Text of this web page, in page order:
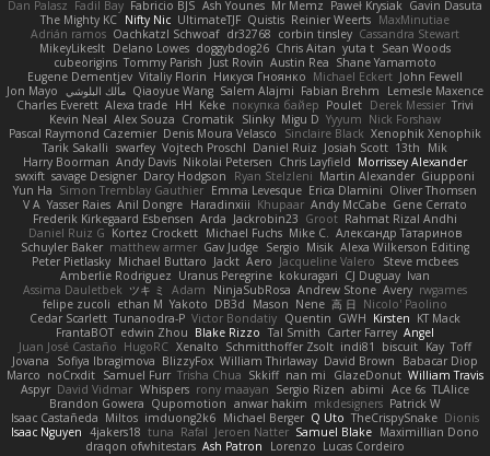
Dan Palasz Fadil Bay Fabricio BJS Ash Younes Mr Memz Paweł Krysiak Gavin Dasuta
The Mighty KC Nifty Nic UltimateTJF Quistis Reinier Weerts MaxMinutiae
Adrián ramos Oachkatzl Schwoaf dr32768 corbin tinsley Cassandra Stewart
MikeyLikesIt Delano Lowes doggybdog26 Chris Aitan yuta t Sean Woods
cubeorigins Tommy Parish Just Rovin Austin Rea Shane Yamamoto
Eugene Dementjev Vitaliy Florin Никуся Гноянко Michael Eckert John Fewell
Jon Mayo مالك البلوشي Qiaoyue Wang Salem Alajmi Fabian Brehm
Lemesle Maxence
Charles Everett Alexa trade HH Keke покупка байер Poulet Derek Messier Trivi
Kevin Neal Alex Souza Cromatik Slinky Migu D Yyyum Nick Forshaw
Pascal Raymond Cazemier Denis Moura Velasco Sinclaire Black Xenophik Xenophik
Tarik Sakalli swarfey Vojtech Proschl Daniel Ruiz Josiah Scott 13th
Mik
Harry Boorman Andy Davis Nikolai Petersen Chris Layfield Morrissey Alexander
swxift savage Designer Darcy Hodgson Ryan Stelzleni Martin Alexander Giupponi
Yun Ha Simon Tremblay Gauthier Emma Levesque Erica Dlamini Oliver Thomsen
V A Yasser Raies Anil Dongre Haradinxiii Khupaar Andy McCabe Gene Cerrato
Frederik Kirkegaard Esbensen Arda Jackrobin23 Groot Rahmat Rizal Andhi
Daniel Ruiz G Kortez Crockett Michael Fuchs Mike C. Александр Татаринов
Schuyler Baker matthew armer Gav Judge Sergio Misik Alexa Wilkerson Editing
Peter Pietlasky Michael Buttaro Jackt Aero Jacqueline Valero
Steve mcbees
Amberlie Rodriguez Uranus Peregrine kokuragari CJ Duguay Ivan
Assima Dauletbek ツキ ミ Adam NinjaSubRosa Andrew Stone Avery rwgames
felipe zucoli ethan M Yakoto DB3d Mason Nene 高 日 Nicolo' Paolino
Cedar Scarlett Tunanodra-P Victor Bondatiy Quentin GWH Kirsten KT Mack
FrantaBOT edwin Zhou Blake Rizzo Tal Smith Carter Farrey Angel
Juan José Castaño HugoRC Xenalto Schmitthoffer Zsolt indi81 biscuit Kay Toff
Jovana
Sofiya Ibragimova BlizzyFox William Thirlaway David Brown
Babacar Diop
Marco noCrxdit Samuel Furr Trisha Chua Skkiff nan mi GlazeDonut William Travis
Aspyr David Vidmar Whispers rony maayan Sergio Rizen abimi Ace 6s TLAlice
Brandon Gowera Qupomotion anwar hakim mkdesigners Patrick W
Isaac Castañeda Miltos imduong2k6 Michael Berger Q Uto TheCrispySnake Dionis
Isaac Nguyen 4jakers18 tuna Rafal Jeroen Natter Samuel Blake Maximillian Dono
draqon ofwhitestars Ash Patron Lorenzo Lucas Cordeiro